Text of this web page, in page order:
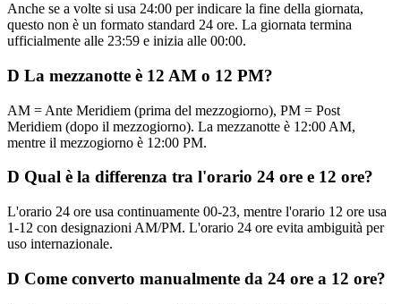
Anche se a volte si usa 24:00 per indicare la fine della giornata,
questo non è un formato standard 24 ore. La giornata termina
ufficialmente alle 23:59 e inizia alle 00:00.
D La mezzanotte è 12 AM o 12 PM?
AM = Ante Meridiem (prima del mezzogiorno), PM = Post
Meridiem (dopo il mezzogiorno). La mezzanotte è 12:00 AM,
mentre il mezzogiorno è 12:00 PM.
D Qual è la differenza tra l'orario 24 ore e 12 ore?
L'orario 24 ore usa continuamente 00-23, mentre l'orario 12 ore usa
1-12 con designazioni AM/PM. L'orario 24 ore evita ambiguità per
uso internazionale.
D Come converto manualmente da 24 ore a 12 ore?